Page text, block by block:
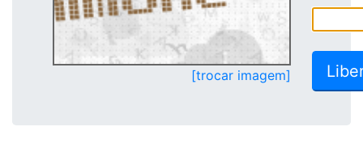
[trocar imagem]